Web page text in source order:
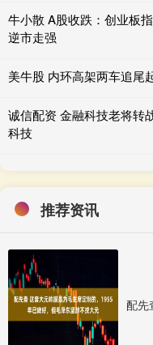
牛小散 A股收跌：创业板
逆市走强
美牛股 内环高架两车追尾
诚信配资 金融科技老将转
科技
推荐资讯